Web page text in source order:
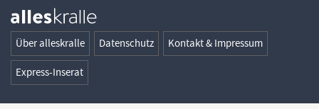
Über alleskralle Datenschutz Kontakt & Impressum
Express-Inserat